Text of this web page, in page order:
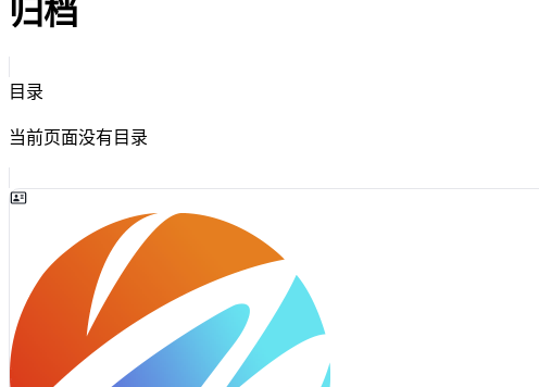
归档
目录
当前页面没有目录